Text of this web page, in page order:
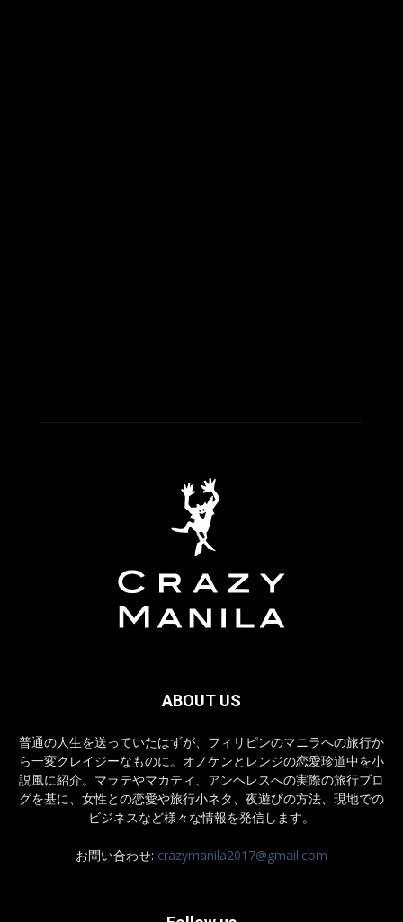
ABOUT US
普通の人生を送っていたはずが、フィリピンのマニラへの旅行か
ら一変クレイジーなものに。オノケンとレンジの恋愛珍道中を小
説風に紹介。マラテやマカティ、アンヘレスへの実際の旅行ブロ
グを基に、女性との恋愛や旅行小ネタ、夜遊びの方法、現地での
ビジネスなど様々な情報を発信します。
お問い合わせ: crazymanila2017@gmail.com